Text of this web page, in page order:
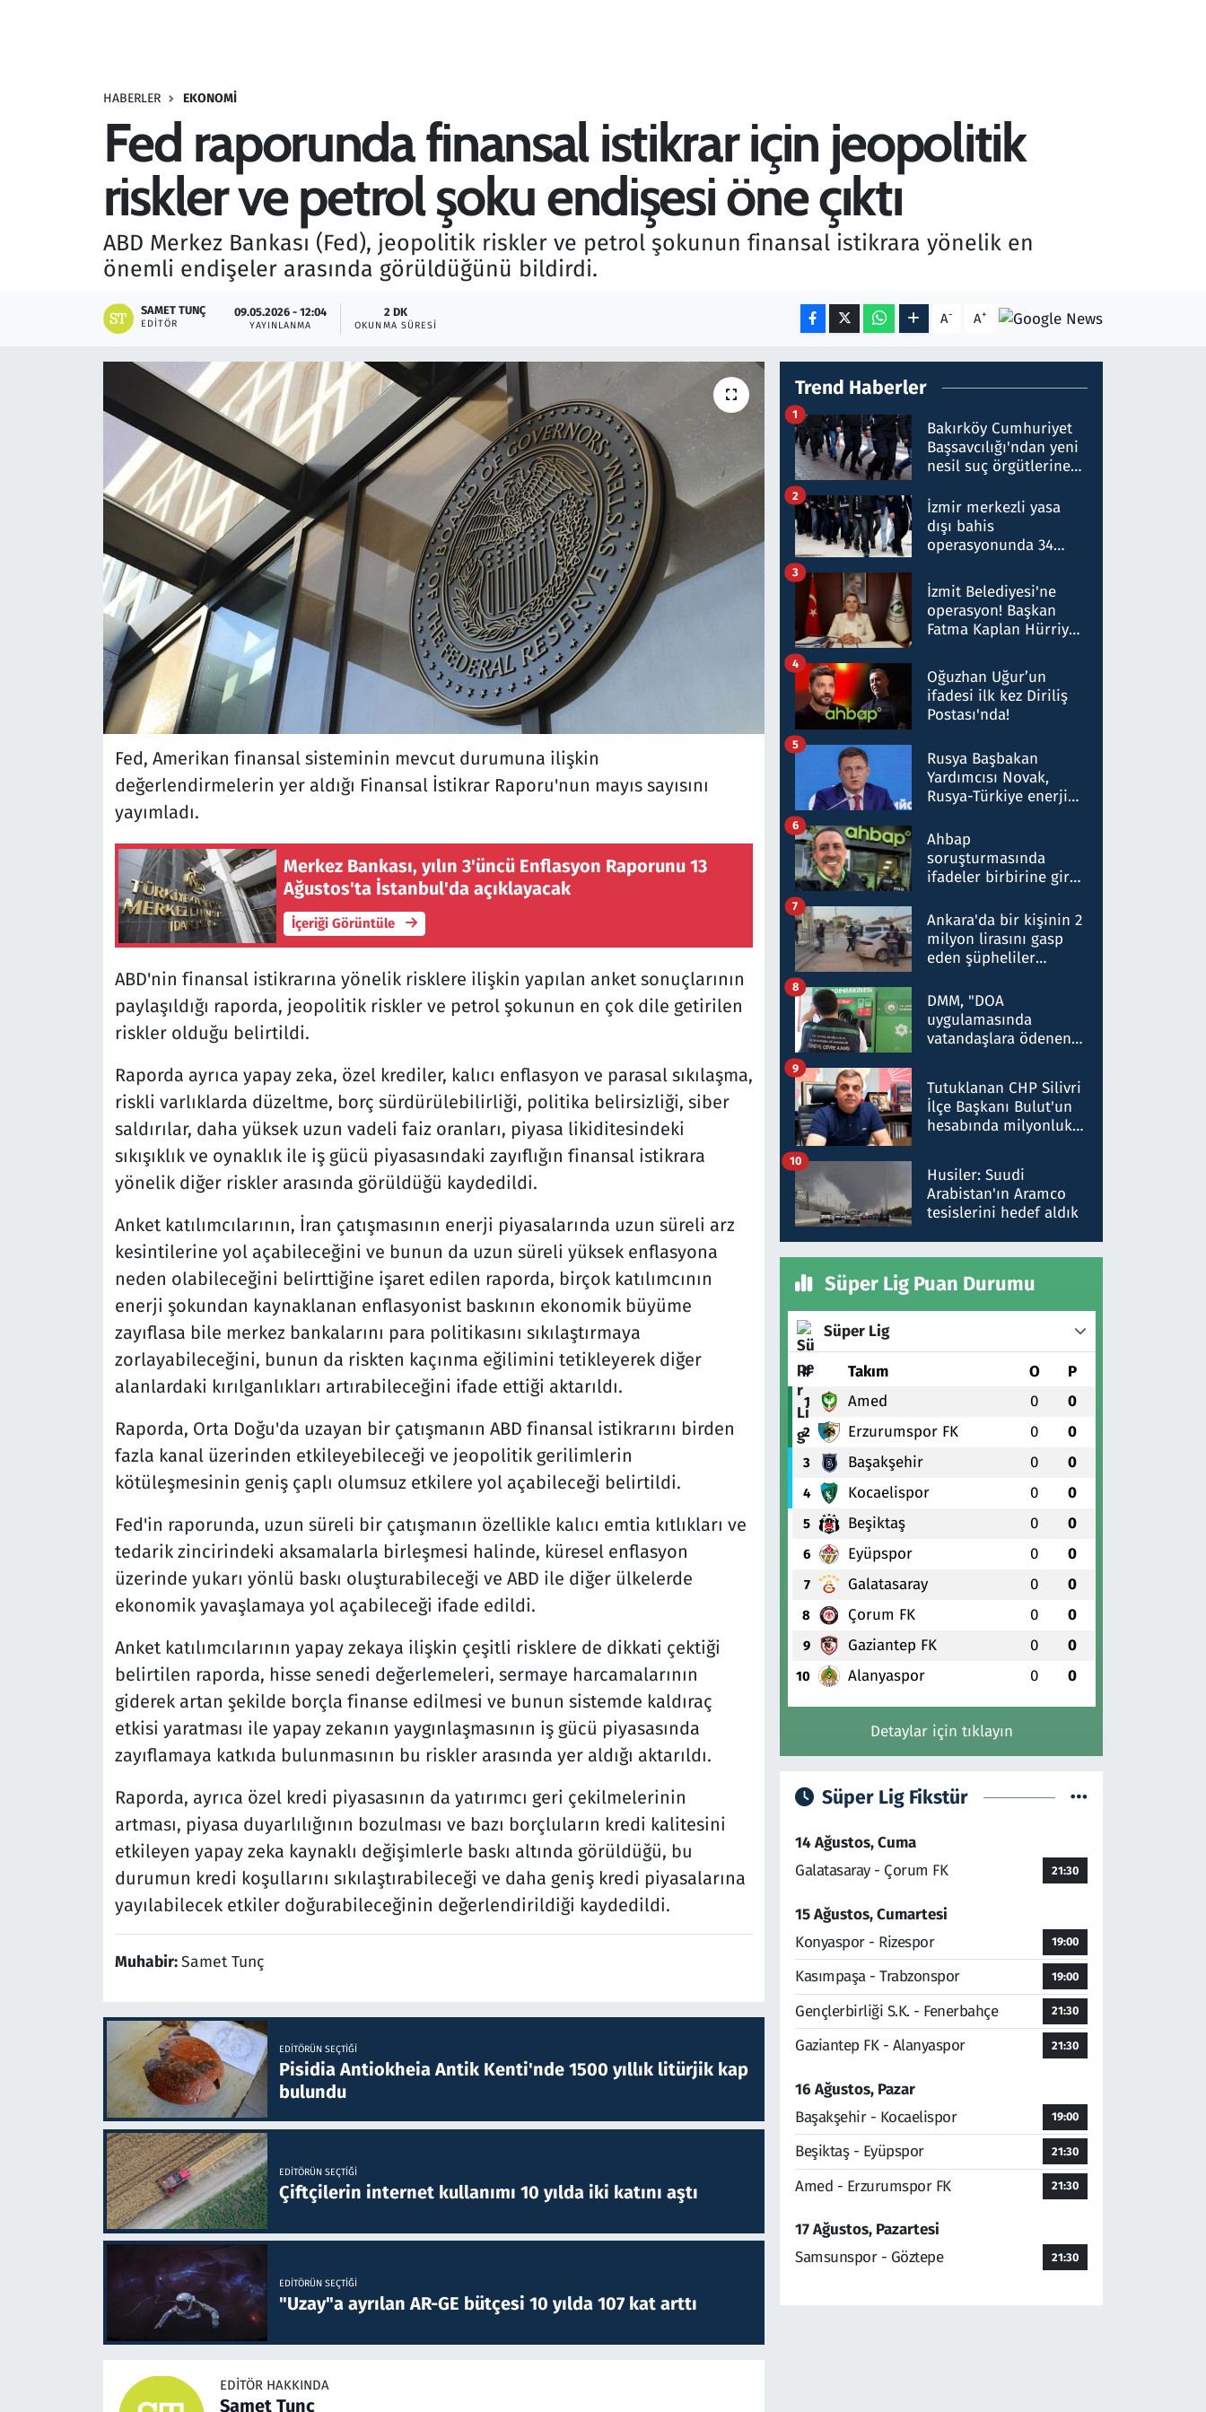
HABERLER EKONOMI
Fed raporunda finansal istikrar için jeopolitik
riskler ve petrol şoku endişesi öne çıktı
ABD Merkez Bankası (Fed), jeopolitik riskler ve petrol şokunun finansal istikrara yönelik en
önemli endişeler arasında görüldüğünü bildirdi.
SAMET TUNÇ
EDITÖR
09.05.2026 - 12:04
YAYINLANMA
2 DK
OKUNMA SÜRESI A- A+
Fed, Amerikan finansal sisteminin mevcut durumuna ilişkin
değerlendirmelerin yer aldığı Finansal İstikrar Raporu'nun mayıs sayısını
yayımladı.
Merkez Bankası, yılın 3'üncü Enflasyon Raporunu 13
Ağustos'ta İstanbul'da açıklayacak
İçeriği Görüntüle
ABD'nin finansal istikrarına yönelik risklere ilişkin yapılan anket sonuçlarının
paylaşıldığı raporda, jeopolitik riskler ve petrol şokunun en çok dile getirilen
riskler olduğu belirtildi.
Raporda ayrıca yapay zeka, özel krediler, kalıcı enflasyon ve parasal sıkılaşma,
riskli varlıklarda düzeltme, borç sürdürülebilirliği, politika belirsizliği, siber
saldırılar, daha yüksek uzun vadeli faiz oranları, piyasa likiditesindeki
sıkışıklık ve oynaklık ile iş gücü piyasasındaki zayıflığın finansal istikrara
yönelik diğer riskler arasında görüldüğü kaydedildi.
Anket katılımcılarının, İran çatışmasının enerji piyasalarında uzun süreli arz
kesintilerine yol açabileceğini ve bunun da uzun süreli yüksek enflasyona
neden olabileceğini belirttiğine işaret edilen raporda, birçok katılımcının
enerji şokundan kaynaklanan enflasyonist baskının ekonomik büyüme
zayıflasa bile merkez bankalarını para politikasını sıkılaştırmaya
zorlayabileceğini, bunun da riskten kaçınma eğilimini tetikleyerek diğer
alanlardaki kırılganlıkları artırabileceğini ifade ettiği aktarıldı.
Raporda, Orta Doğu'da uzayan bir çatışmanın ABD finansal istikrarını birden
fazla kanal üzerinden etkileyebileceği ve jeopolitik gerilimlerin
kötüleşmesinin geniş çaplı olumsuz etkilere yol açabileceği belirtildi.
Fed'in raporunda, uzun süreli bir çatışmanın özellikle kalıcı emtia kıtlıkları ve
tedarik zincirindeki aksamalarla birleşmesi halinde, küresel enflasyon
üzerinde yukarı yönlü baskı oluşturabileceği ve ABD ile diğer ülkelerde
ekonomik yavaşlamaya yol açabileceği ifade edildi.
Anket katılımcılarının yapay zekaya ilişkin çeşitli risklere de dikkati çektiği
belirtilen raporda, hisse senedi değerlemeleri, sermaye harcamalarının
giderek artan şekilde borçla finanse edilmesi ve bunun sistemde kaldıraç
etkisi yaratması ile yapay zekanın yaygınlaşmasının iş gücü piyasasında
zayıflamaya katkıda bulunmasının bu riskler arasında yer aldığı aktarıldı.
Raporda, ayrıca özel kredi piyasasının da yatırımcı geri çekilmelerinin
artması, piyasa duyarlılığının bozulması ve bazı borçluların kredi kalitesini
etkileyen yapay zeka kaynaklı değişimlerle baskı altında görüldüğü, bu
durumun kredi koşullarını sıkılaştırabileceği ve daha geniş kredi piyasalarına
yayılabilecek etkiler doğurabileceğinin değerlendirildiği kaydedildi.
Muhabir:Samet Tunç
EDITÖRÜN SEÇTIĞI
Pisidia Antiokheia Antik Kenti'nde 1500 yıllık litürjik kap
bulundu
EDITÖRÜN SEÇTIĞI
Çiftçilerin internet kullanımı 10 yılda iki katını aştı
EDITÖRÜN SEÇTIĞI
"Uzay"a ayrılan AR-GE bütçesi 10 yılda 107 kat arttı
EDITÖR HAKKINDA
Samet Tunç
Trend Haberler
Bakırköy Cumhuriyet
Başsavcılığı'ndan yeni
nesil suç örgütlerine
hakkında gözaltı kararı
1
İzmir merkezli yasa
dışı bahis
operasyonunda 34
Milyar liralık para
trafiği tespit edildi
2
İzmit Belediyesi'ne
operasyon! Başkan
Fatma Kaplan Hürriyet
3
Oğuzhan Uğur’un
ifadesi ilk kez Diriliş
Postası'nda!
4
Rusya Başbakan
Yardımcısı Novak,
Rusya-Türkiye enerji
nitelikte olduğunu
belirtti
5
Ahbap
soruşturmasında
ifadeler birbirine girdi:
ifadelerinden ortaya
çıkan tablo şok etti
6
Ankara'da bir kişinin 2
milyon lirasını gasp
eden şüpheliler
7
DMM, "DOA
uygulamasında
vatandaşlara ödenen
düşürüldüğü" iddiasını
yalanladı
8
Tutuklanan CHP Silivri
İlçe Başkanı Bulut'un
hesabında milyonluk
talimat verdi, ben
gönderdim
9
Husiler: Suudi
Arabistan'ın Aramco
tesislerini hedef aldık
10
Süper Lig Puan Durumu
Süper Lig
# Takım O P
1 Amed 0 0
2 Erzurumspor FK 0 0
3 Başakşehir 0 0
4 Kocaelispor 0 0
5 Beşiktaş 0 0
6 Eyüpspor 0 0
7 Galatasaray 0 0
8 Çorum FK 0 0
9 Gaziantep FK 0 0
10 Alanyaspor 0 0
Detaylar için tıklayın
Süper Lig Fikstür
14 Ağustos, Cuma
Galatasaray - Çorum FK
21:30
15 Ağustos, Cumartesi
Konyaspor - Rizespor
19:00
Kasımpaşa - Trabzonspor 19:00
Gençlerbirliği S.K. - Fenerbahçe 21:30
Gaziantep FK - Alanyaspor 21:30
16 Ağustos, Pazar
Başakşehir - Kocaelispor
19:00
Beşiktaş - Eyüpspor 21:30
Amed - Erzurumspor FK 21:30
17 Ağustos, Pazartesi
Samsunspor - Göztepe
21:30
Savunma Sanayi
Teknoloji ve Bilim
Televizyon